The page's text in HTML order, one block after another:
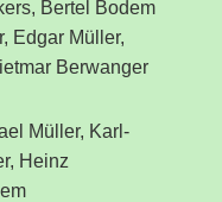
Bertel Bodem
Edgar Müller,
Berwanger
Müller, Karl-
Heinz